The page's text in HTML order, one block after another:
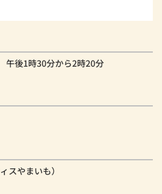
後1時30分から2時20分
スやまいも）